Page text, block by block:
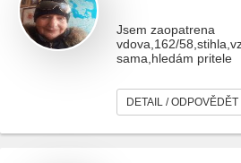
Jsem zaopatrena
vdova,162/
sama,hledám pritele
DETAIL / ODPOVĚDĚT